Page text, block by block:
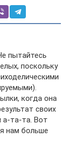
пытайтесь
поскольку
когда она
своих
а-та-та. Вот
нам больше